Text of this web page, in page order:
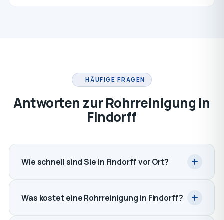
HÄUFIGE FRAGEN
Antworten zur Rohrreinigung in
Findorff
Wie schnell sind Sie in Findorff vor Ort?
Was kostet eine Rohrreinigung in Findorff?